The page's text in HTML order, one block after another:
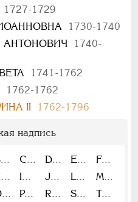
1727-1729
1730-1740
АНТОНОВИЧ
1740-
1741-1762
1762-1762
II
1762-1796
надпись
C D E
F
I J L
M
P R S
T